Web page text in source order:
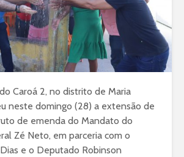
Caroá 2, no distrito de Maria
neste domingo (28) a extensão de
de emenda do Mandato do
Zé Neto, em parceria com o
e o Deputado Robinson